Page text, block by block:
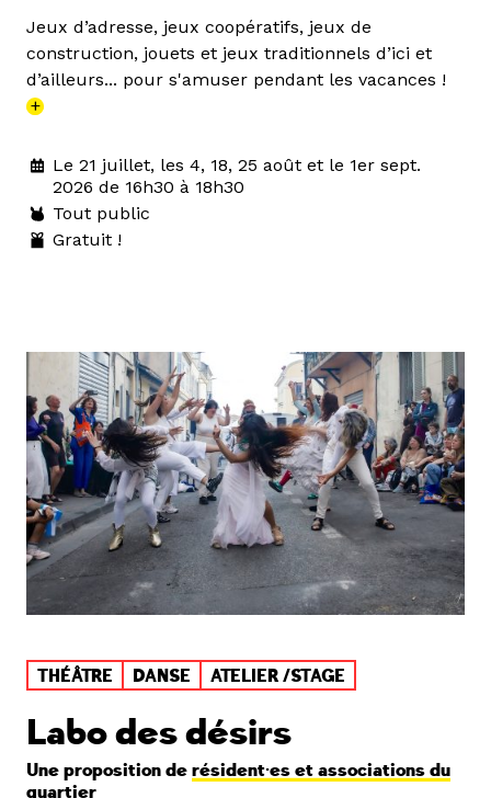
Jeux d’adresse, jeux coopératifs, jeux de
construction, jouets et jeux traditionnels d’ici et
d’ailleurs... pour s'amuser pendant les vacances !
+
Le 21 juillet, les 4, 18, 25 août et le 1er sept.
2026 de 16h30 à 18h30
Tout public
Gratuit !
THÉÂTRE DANSE ATELIER /STAGE
Labo des désirs
Une proposition de résident·es et associations du
quartier